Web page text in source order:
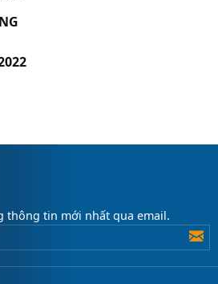
thông tin mới nhất qua email.